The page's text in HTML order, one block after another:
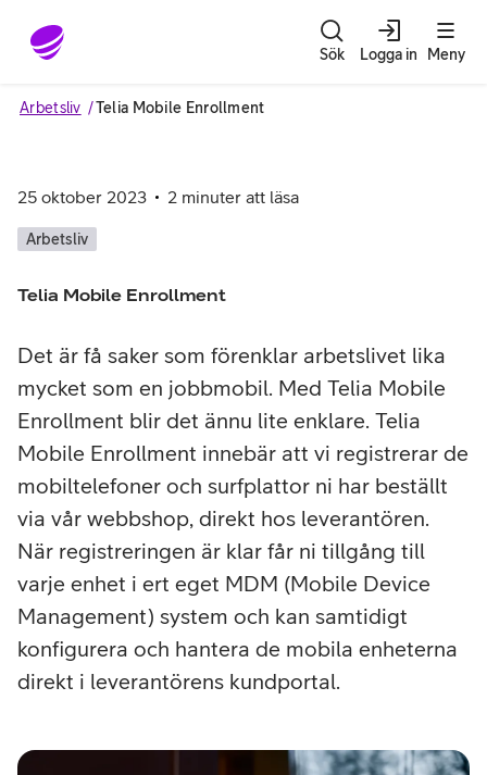
Gå till sidans innehåll
Sök Logga in Meny
Arbetsliv Telia Mobile Enrollment
25 oktober 2023 2 minuter att läsa
Arbetsliv
Telia Mobile Enrollment
Det är få saker som förenklar arbetslivet lika
mycket som en jobbmobil. Med Telia Mobile
Enrollment blir det ännu lite enklare. Telia
Mobile Enrollment innebär att vi registrerar de
mobiltelefoner och surfplattor ni har beställt
via vår webbshop, direkt hos leverantören.
När registreringen är klar får ni tillgång till
varje enhet i ert eget MDM (Mobile Device
Management) system och kan samtidigt
konfigurera och hantera de mobila enheterna
direkt i leverantörens kundportal.